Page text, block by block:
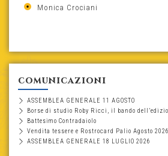
Monica Crociani
comunicazioni
ASSEMBLEA GENERALE 11 AGOSTO
Borse di studio Roby Ricci, il bando
Battesimo Contradaiolo
Vendita tessere e Rostrocard Palio Agosto 2026
ASSEMBLEA GENERALE 18 LUGLIO 2026